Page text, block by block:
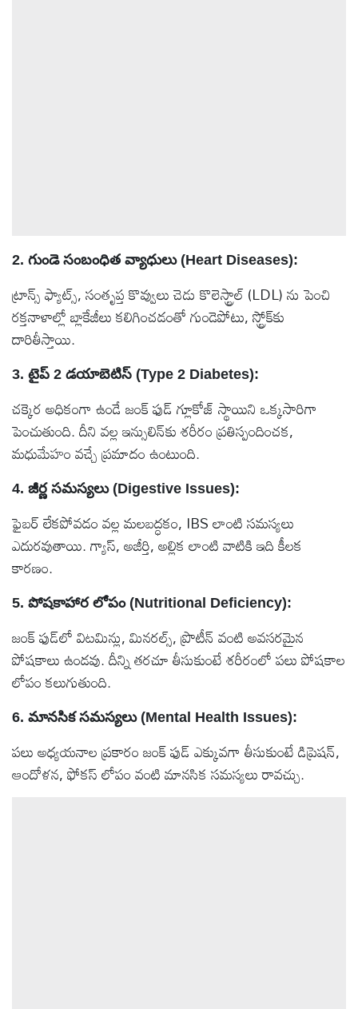
రిలీజ్
2. గుండె సంబంధిత వ్యాధులు (Heart Diseases):
ట్రాన్స్ ఫ్యాట్స్, సంతృప్త కొవ్వులు చెడు కొలెస్ట్రాల్ (LDL) ను పెంచి
రక్తనాళాల్లో బ్లాకేజీలు కలిగించడంతో గుండెపోటు, స్ట్రోక్‌కు
దారితీస్తాయి.
3. టైప్ 2 డయాబెటిస్ (Type 2 Diabetes):
చక్కెర అధికంగా ఉండే జంక్ ఫుడ్‌ గ్లూకోజ్ స్థాయిని ఒక్కసారిగా
పెంచుతుంది. దీని వల్ల ఇన్సులిన్‌కు శరీరం ప్రతిస్పందించక,
మధుమేహం వచ్చే ప్రమాదం ఉంటుంది.
4. జీర్ణ సమస్యలు (Digestive Issues):
ఫైబర్ లేకపోవడం వల్ల మలబద్ధకం, IBS లాంటి సమస్యలు
ఎదురవుతాయి. గ్యాస్, అజీర్తి, అల్లిక లాంటి వాటికి ఇది కీలక
కారణం.
5. పోషకాహార లోపం (Nutritional Deficiency):
జంక్ ఫుడ్‌లో విటమిన్లు, మినరల్స్, ప్రొటీన్ వంటి అవసరమైన
పోషకాలు ఉండవు. దీన్ని తరచూ తీసుకుంటే శరీరంలో పలు పోషకాల
లోపం కలుగుతుంది.
6. మానసిక సమస్యలు (Mental Health Issues):
పలు అధ్యయనాల ప్రకారం జంక్ ఫుడ్ ఎక్కువగా తీసుకుంటే డిప్రెషన్,
ఆందోళన, ఫోకస్ లోపం వంటి మానసిక సమస్యలు రావచ్చు.